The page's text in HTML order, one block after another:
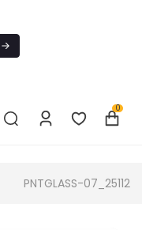
0
PNTGLASS-07_25112